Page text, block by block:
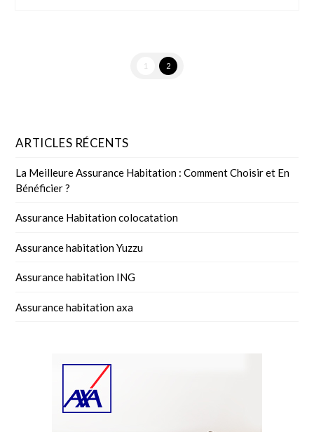
1 2
ARTICLES RÉCENTS
La Meilleure Assurance Habitation : Comment Choisir et En
Bénéficier ?
Assurance Habitation colocatation
Assurance habitation Yuzzu
Assurance habitation ING
Assurance habitation axa